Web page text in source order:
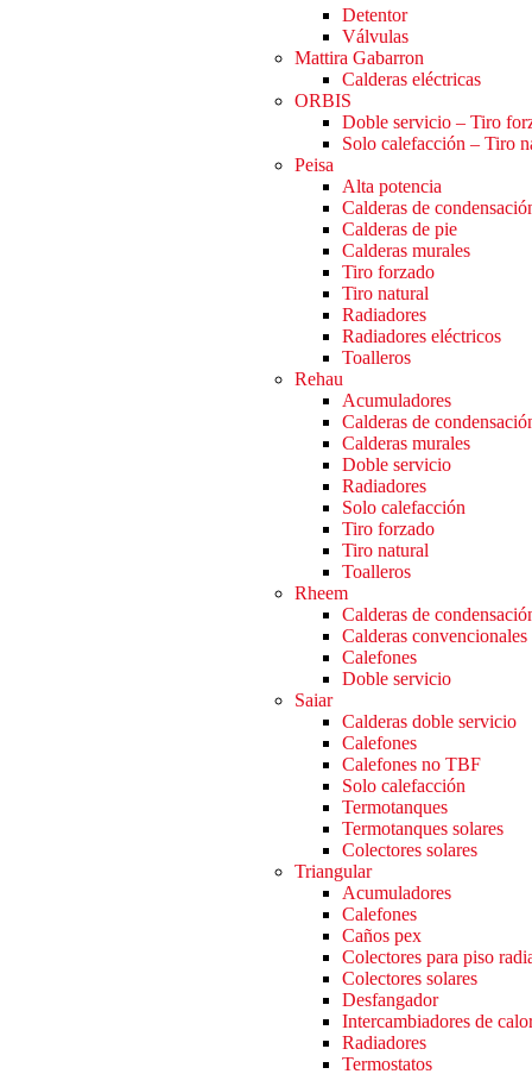
Detentor
Válvulas
Mattira Gabarron
Calderas eléctricas
ORBIS
Doble servicio – Tiro
Solo calefacción – Tiro
Peisa
Alta potencia
Calderas de
Calderas de pie
Calderas murales
Tiro forzado
Tiro natural
Radiadores
Radiadores eléctricos
Toalleros
Rehau
Acumuladores
Calderas de
Calderas murales
Doble servicio
Radiadores
Solo calefacción
Tiro forzado
Tiro natural
Toalleros
Rheem
Calderas de
Calderas convencionales
Calefones
Doble servicio
Saiar
Calderas doble servicio
Calefones
Calefones no TBF
Solo calefacción
Termotanques
Termotanques solares
Colectores solares
Triangular
Acumuladores
Calefones
Caños pex
Colectores para piso
Colectores solares
Desfangador
Intercambiadores de
Radiadores
Termostatos